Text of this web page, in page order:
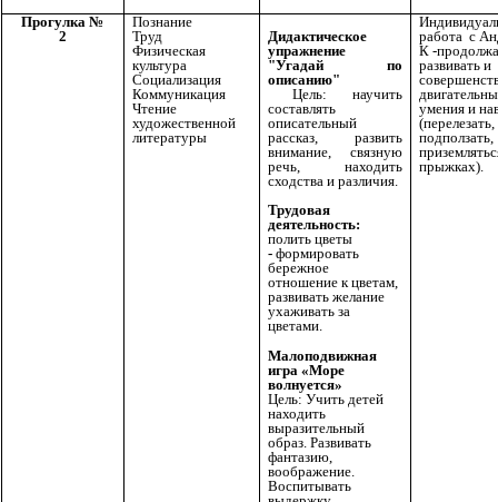
Прогулка №
2
Познание
Труд
Физическая
культура
Социализация
Коммуникация
Чтение
художественной
литературы
Дидактическое
упражнение
"Угадай по
описанию"
Цель: научить
составлять
описательный
рассказ, развить
внимание, связную
речь, находить
сходства и различия.
Трудовая
деятельность:
полить цветы
- формировать
бережное
отношение к цветам,
развивать желание
ухаживать за
цветами.
Малоподвижная
игра «Море
волнуется»
Цель: Учить детей
находить
выразительный
образ. Развивать
фантазию,
воображение.
Воспитывать
работа с
К -
развивать и
умения и
(перелезать,
подползать,
прыжках).